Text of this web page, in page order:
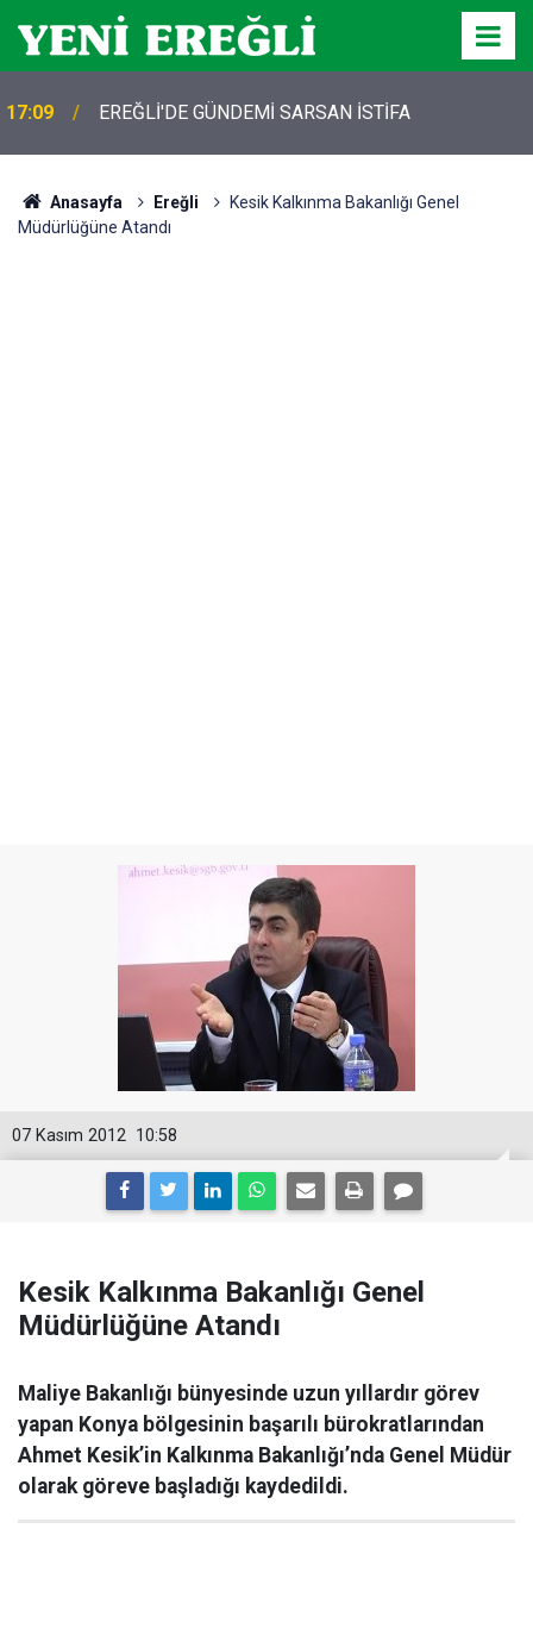
17:09 EREĞLİ'DE GÜNDEMİ SARSAN İSTİFA
Anasayfa Ereğli
Kesik Kalkınma Bakanlığı Genel
Müdürlüğüne Atandı
10:58
07 Kasım 2012
Kesik Kalkınma Bakanlığı Genel
Müdürlüğüne Atandı
Maliye Bakanlığı bünyesinde uzun yıllardır görev
yapan Konya bölgesinin başarılı bürokratlarından
Ahmet Kesik’in Kalkınma Bakanlığı’nda Genel Müdür
olarak göreve başladığı kaydedildi.